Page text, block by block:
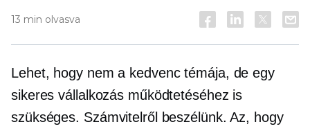
13 min olvasva
Lehet, hogy nem a kedvenc témája, de egy
sikeres vállalkozás működtetéséhez is
szükséges. Számvitelről beszélünk. Az, hogy